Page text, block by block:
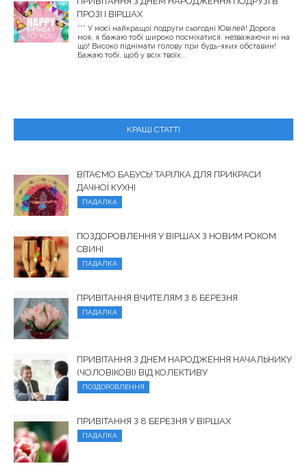
ПРОЗІ І ВІРШАХ
*** У моєї найкращої подруги сьогодні Ювілей! Дорога
моя, я бажаю тобі широко посміхатися, незважаючи ні на
що! Високо піднімати голову при будь-яких обставин!
Бажаю тобі, щоб у всіх твоїх...
КРАЩІ СТАТТІ
ВІТАЄМО БАБУСЬ! ТАРІЛКА ДЛЯ ПРИКРАСИ
ДАЧНОЇ КУХНІ
ПАДАЛКА
ПОЗДОРОВЛЕННЯ У ВІРШАХ З НОВИМ РОКОМ
СВИНІ
ПАДАЛКА
ПРИВІТАННЯ ВЧИТЕЛЯМ З 8 БЕРЕЗНЯ
ПАДАЛКА
ПРИВІТАННЯ З ДНЕМ НАРОДЖЕННЯ НАЧАЛЬНИКУ
(ЧОЛОВІКОВІ) ВІД КОЛЕКТИВУ
ПОЗДОРОВЛЕННЯ
ПРИВІТАННЯ З 8 БЕРЕЗНЯ У ВІРШАХ
ПАДАЛКА